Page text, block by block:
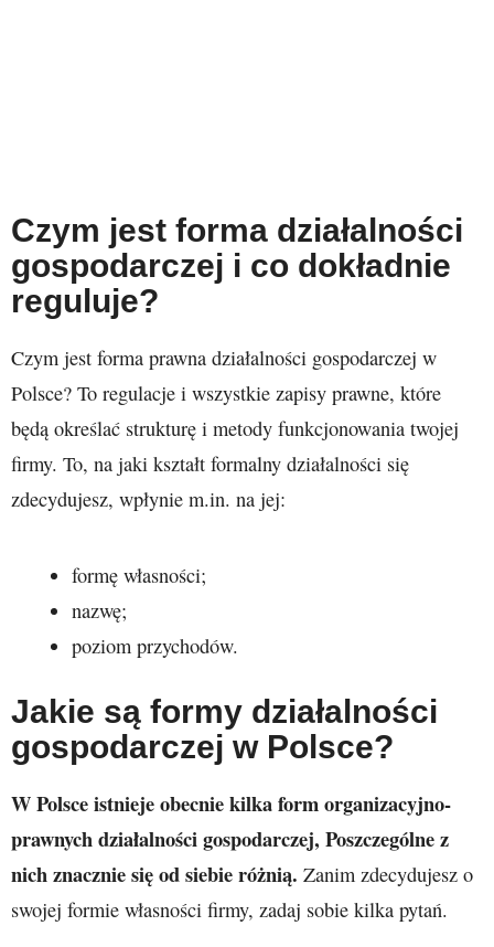
Czym jest forma działalności
gospodarczej i co dokładnie
reguluje?
Czym jest forma prawna działalności gospodarczej w
Polsce? To regulacje i wszystkie zapisy prawne, które
będą określać strukturę i metody funkcjonowania twojej
firmy. To, na jaki kształt formalny działalności się
zdecydujesz, wpłynie m.in. na jej:
formę własności;
nazwę;
poziom przychodów.
Jakie są formy działalności
gospodarczej w Polsce?
W Polsce istnieje obecnie kilka form organizacyjno-
prawnych działalności gospodarczej, Poszczególne z
nich znacznie się od siebie różnią. Zanim zdecydujesz o
swojej formie własności firmy, zadaj sobie kilka pytań.